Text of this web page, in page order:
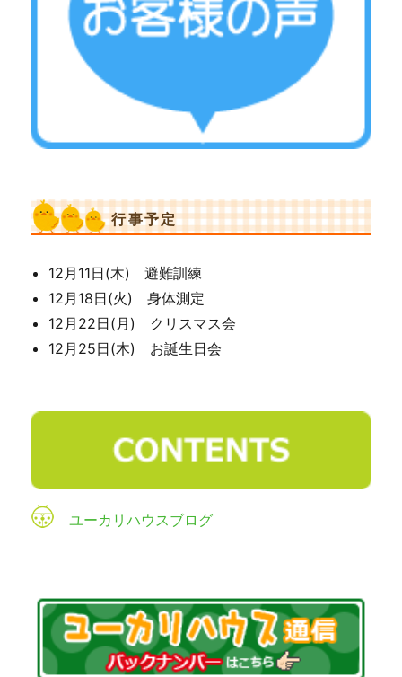
行事予定
12月11日(木) 避難訓練
12月18日(火) 身体測定
12月22日(月) クリスマス会
12月25日(木) お誕生日会
ユーカリハウスブログ